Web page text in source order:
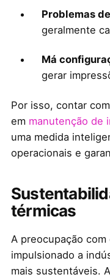
Problemas
geralmente
Má
gerar
Por isso, contar
em manutenção de
uma medida
operacionais e
térmicas
A preocupação
impulsionado a
mais sustentáveis.